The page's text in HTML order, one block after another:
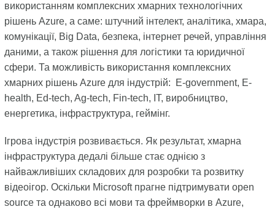
використанням комплексних хмарних технологічних
рішень Azure, а саме: штучний інтелект, аналітика, хмара,
комунікації, Big Data, безпека, інтернет речей, управління
даними, а також рішення для логістики та юридичної
сфери. Та можливість використання комплексних
хмарних рішень Azure для індустрій: E-government, E-
health, Ed-tech, Ag-tech, Fin-tech, IT, виробництво,
енергетика, інфраструктура, геймінг.
Ігрова індустрія розвивається. Як результат, хмарна
інфраструктура дедалі більше стає однією з
найважливіших складових для розробки та розвитку
відеоігор. Оскільки Microsoft прагне підтримувати open
source та однаково всі мови та фреймворки в Azure,